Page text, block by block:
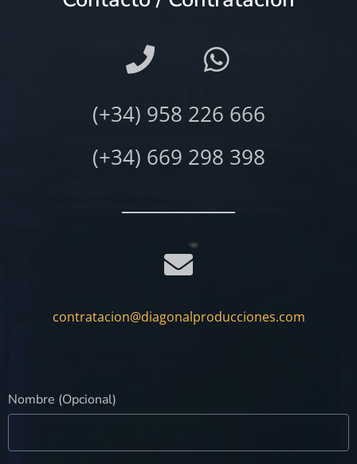
(+34) 958 226 666
(+34) 669 298 398
contratacion@diagonalproducciones.com
Nombre (Opcional)